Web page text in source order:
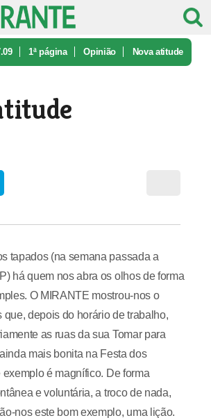
1ª página Opinião Nova atitude
tapados (na semana passada a
há quem nos abra os olhos de forma
O MIRANTE mostrou-nos o
que, depois do horário de trabalho,
as ruas da sua Tomar para
mais bonita na Festa dos
exemplo é magnífico. De forma
e voluntária, a troco de nada,
nos este bom exemplo, uma lição.